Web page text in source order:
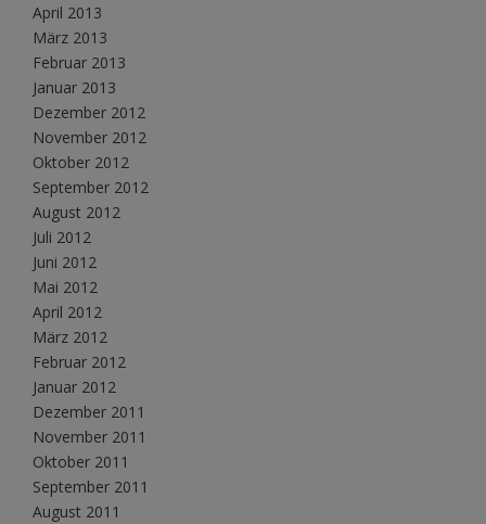
April 2013
März 2013
Februar 2013
Januar 2013
Dezember 2012
November 2012
Oktober 2012
September 2012
August 2012
Juli 2012
Juni 2012
Mai 2012
April 2012
März 2012
Februar 2012
Januar 2012
Dezember 2011
November 2011
Oktober 2011
September 2011
August 2011